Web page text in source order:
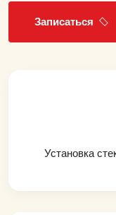
Записаться
Установка